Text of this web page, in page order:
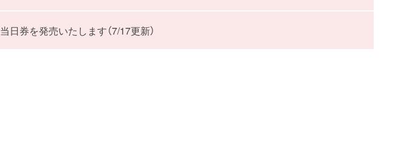
当日券を発売いたします（7/17更新）